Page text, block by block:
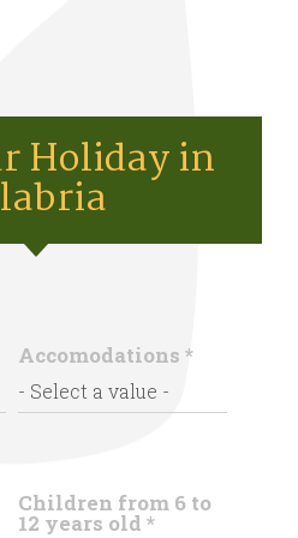
Holiday in
Accomodations *
Children from 6 to
12 years old *